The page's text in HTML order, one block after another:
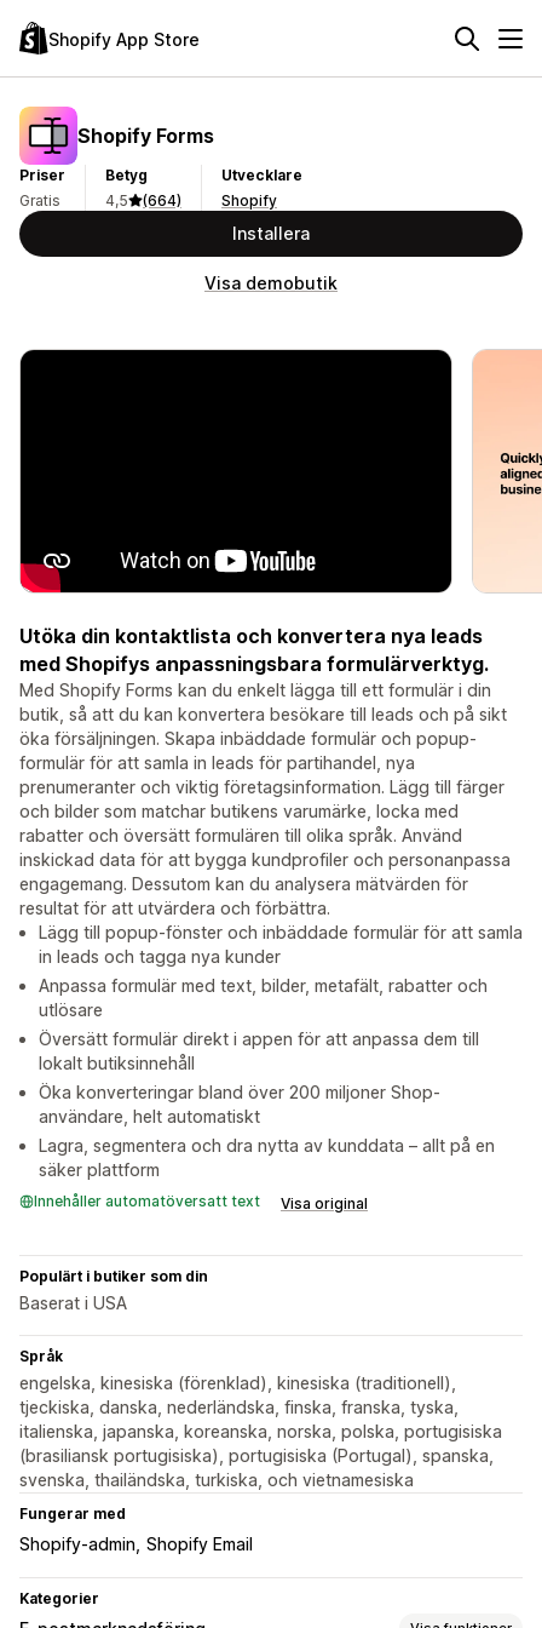
Shopify App Store
Shopify Forms
Priser
Gratis
Betyg
4,5
(664)
Utvecklare
Shopify
Installera
Visa demobutik
Utöka din kontaktlista och konvertera nya leads
med Shopifys anpassningsbara formulärverktyg.
Med Shopify Forms kan du enkelt lägga till ett formulär i din
butik, så att du kan konvertera besökare till leads och på sikt
öka försäljningen. Skapa inbäddade formulär och popup-
formulär för att samla in leads för partihandel, nya
prenumeranter och viktig företagsinformation. Lägg till färger
och bilder som matchar butikens varumärke, locka med
rabatter och översätt formulären till olika språk. Använd
inskickad data för att bygga kundprofiler och personanpassa
engagemang. Dessutom kan du analysera mätvärden för
resultat för att utvärdera och förbättra.
Lägg till popup-fönster och inbäddade formulär för att samla
in leads och tagga nya kunder
Anpassa formulär med text, bilder, metafält, rabatter och
utlösare
Översätt formulär direkt i appen för att anpassa dem till
lokalt butiksinnehåll
Öka konverteringar bland över 200 miljoner Shop-
användare, helt automatiskt
Lagra, segmentera och dra nytta av kunddata – allt på en
säker plattform
Innehåller automatöversatt text Visa original
Populärt i butiker som din
Baserat i USA
Språk
engelska, kinesiska (förenklad), kinesiska (traditionell),
tjeckiska, danska, nederländska, finska, franska, tyska,
italienska, japanska, koreanska, norska, polska, portugisiska
(brasiliansk portugisiska), portugisiska (Portugal), spanska,
svenska, thailändska, turkiska, och vietnamesiska
Fungerar med
Shopify-admin Shopify Email
Kategorier